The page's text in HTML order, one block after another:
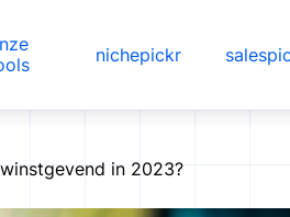
nichepickr
in 2023?